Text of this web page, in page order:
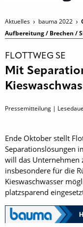
Aktuelles bauma 2022
Aufbereitung / Brechen /
FLOTTWEG SE
Mit
Pressemitteilung |
Ende Oktober stellt
Separationslösungen
will das Unternehmen
insbesondere für die
Kieswaschwasser
platzsparend